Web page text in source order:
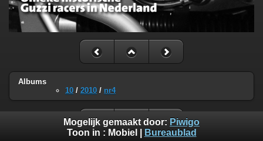
Albums
10 / 2010 / nr4
Mogelijk gemaakt door: Piwigo
Toon in : Mobiel Bureaublad